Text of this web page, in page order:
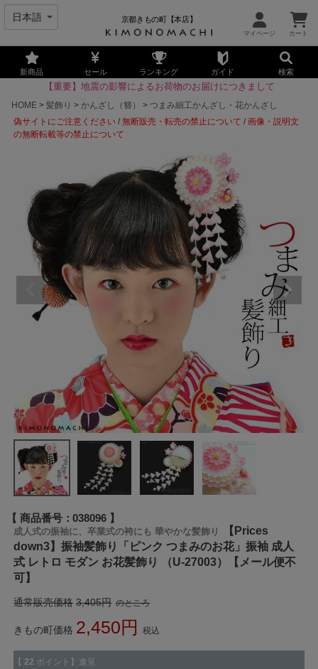
京都きもの町【本店】
新商品 セール ランキング ガイド 検索
【重要】地震の影響によるお荷物のお届けにつきまして
HOME
髪飾り かんざし（簪）
つまみ細工かんざし・花かんざし
偽サイトにご注意ください /無断販売・転売の禁止について /画像・説明文
の無断転載等の禁止について
商品番号 038096
成人式の振袖に、卒業式の袴にも 華やかな髪飾り
【Prices
down3】振袖髪飾り「ピンク つまみのお花」振袖 成人
式 レトロ モダン お花髪飾り （U-27003）【メール便不
可】
通常販売価格 3,405 のところ
きもの町価格 2,450 税込
【 22 ポイント】進呈